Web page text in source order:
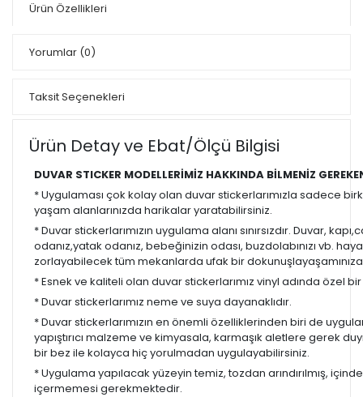
Ürün Özellikleri
Yorumlar (0)
Taksit Seçenekleri
Ürün Detay ve Ebat/Ölçü Bilgisi
DUVAR STICKER MODELLERİMİZ HAKKINDA BİLMENİZ
* Uygulaması çok kolay olan duvar stickerlarımızla sadece
yaşam alanlarınızda harikalar yaratabilirsiniz.
* Duvar stickerlarımızın uygulama alanı sınırsızdır. Duvar,
odanız,yatak odanız, bebeğinizin odası, buzdolabınızı vb.
zorlayabilecek tüm mekanlarda ufak bir
* Esnek ve kaliteli olan duvar stickerlarımız vinyl adında özel
* Duvar stickerlarımız neme ve suya dayanaklıdır.
* Duvar stickerlarımızın en önemli özelliklerinden biri de
yapıştırıcı malzeme ve kimyasala, karmaşık aletlere gerek
bir bez ile kolayca hiç yorulmadan uygulayabilirsiniz.
* Uygulama yapılacak yüzeyin temiz, tozdan arındırılmış,
içermemesi gerekmektedir.